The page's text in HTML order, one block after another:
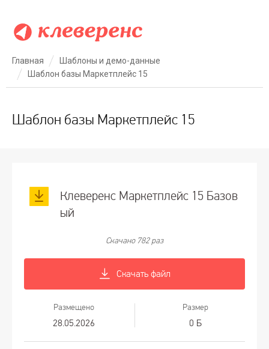
Главная
Шаблоны и демо-данные
Шаблон базы Маркетплейс 15
Шаблон базы Маркетплейс 15
Клеверенс Маркетплейс 15 Базов
ый
Скачано 782 раз
Скачать файл
Размещено
28.05.2026
Размер
0 Б